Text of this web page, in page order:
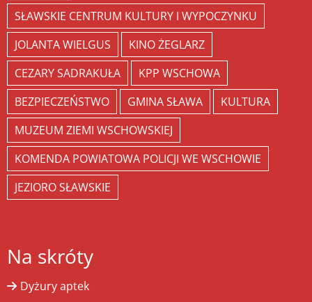
SŁAWSKIE CENTRUM KULTURY I WYPOCZYNKU
JOLANTA WIELGUS
KINO ŻEGLARZ
CEZARY SADRAKUŁA
KPP WSCHOWA
BEZPIECZEŃSTWO
GMINA SŁAWA
KULTURA
MUZEUM ZIEMI WSCHOWSKIEJ
KOMENDA POWIATOWA POLICJI WE WSCHOWIE
JEZIORO SŁAWSKIE
Na skróty
Dyżury aptek